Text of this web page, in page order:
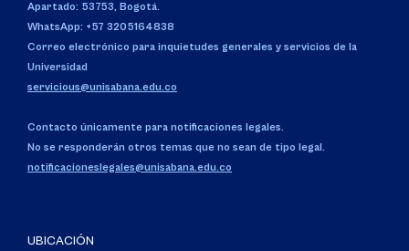
Apartado: 53753, Bogotá.
WhatsApp: +57 3205164838
Correo electrónico para inquietudes generales y servicios de la
Universidad
servicious@unisabana.edu.co
Contacto únicamente para notificaciones legales.
No se responderán otros temas que no sean de tipo legal.
notificacioneslegales@unisabana.edu.co
UBICACIÓN